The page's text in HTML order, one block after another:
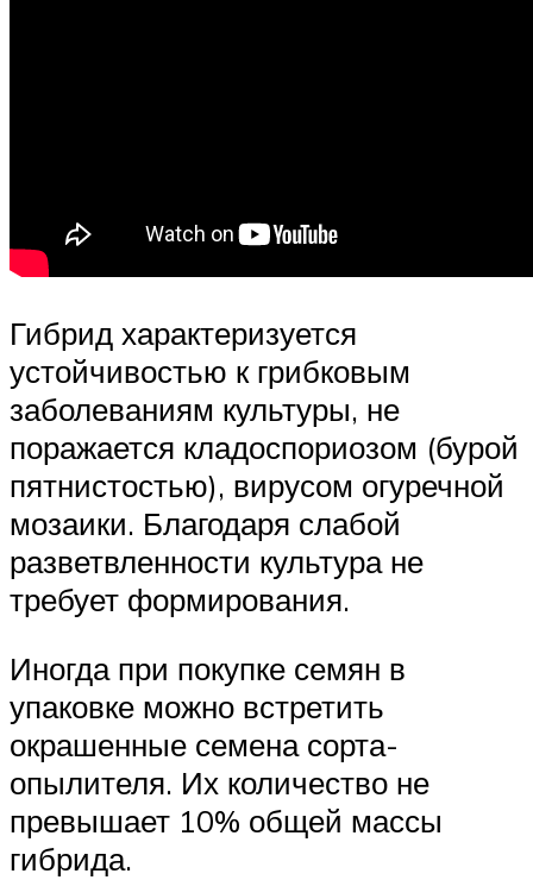
Гибрид характеризуется
устойчивостью к грибковым
заболеваниям культуры, не
поражается кладоспориозом (бурой
пятнистостью), вирусом огуречной
мозаики. Благодаря слабой
разветвленности культура не
требует формирования.
Иногда при покупке семян в
упаковке можно встретить
окрашенные семена сорта-
опылителя. Их количество не
превышает 10% общей массы
гибрида.